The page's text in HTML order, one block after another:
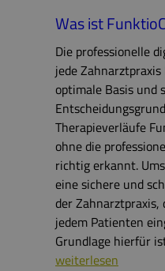
Was ist
Die professionelle
jede
optimale Basis und
Therapieverläufe
ohne die
richtig erkannt.
eine sichere und
der Zahnarztpraxis,
jedem Patienten
Grundlage hierfür
Was
weiterlesen